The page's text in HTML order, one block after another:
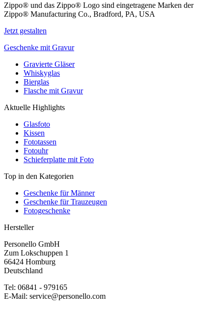
Zippo® und das Zippo® Logo sind eingetragene Marken der
Zippo® Manufacturing Co., Bradford, PA, USA
Jetzt gestalten
Geschenke mit Gravur
Gravierte Gläser
Whiskyglas
Bierglas
Flasche mit Gravur
Aktuelle Highlights
Glasfoto
Kissen
Fototassen
Fotouhr
Schieferplatte mit Foto
Top in den Kategorien
Geschenke für Männer
Geschenke für Trauzeugen
Fotogeschenke
Hersteller
Personello GmbH
Zum Lokschuppen 1
66424 Homburg
Deutschland
Tel: 06841 - 979165
E-Mail: service@personello.com